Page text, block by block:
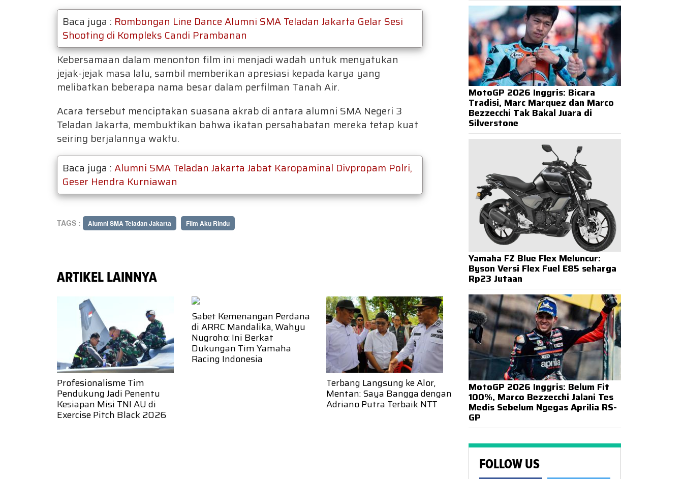
Baca juga : Rombongan Line Dance Alumni SMA Teladan Jakarta Gelar Sesi
Shooting di Kompleks Candi Prambanan
Kebersamaan dalam menonton film ini menjadi wadah untuk menyatukan
jejak-jejak masa lalu, sambil memberikan apresiasi kepada karya yang
melibatkan beberapa nama besar dalam perfilman Tanah Air.
Acara tersebut menciptakan suasana akrab di antara alumni SMA Negeri 3
Teladan Jakarta, membuktikan bahwa ikatan persahabatan mereka tetap kuat
seiring berjalannya waktu.
Baca juga : Alumni SMA Teladan Jakarta Jabat Karopaminal Divpropam Polri,
Geser Hendra Kurniawan
TAGS : Alumni SMA Teladan Jakarta Film Aku Rindu
ARTIKEL LAINNYA
Profesionalisme Tim
Pendukung Jadi Penentu
Kesiapan Misi TNI AU di
Exercise Pitch Black 2026
Sabet Kemenangan Perdana
di ARRC Mandalika, Wahyu
Nugroho: Ini Berkat
Dukungan Tim Yamaha
Racing Indonesia
Terbang Langsung ke Alor,
Mentan: Saya Bangga dengan
Adriano Putra Terbaik NTT
MotoGP 2026 Inggris: Bicara
Tradisi, Marc Marquez dan Marco
Bezzecchi Tak Bakal Juara di
Silverstone
Yamaha FZ Blue Flex Meluncur:
Byson Versi Flex Fuel E85 seharga
Rp23 Jutaan
MotoGP 2026 Inggris: Belum Fit
100%, Marco Bezzecchi Jalani Tes
Medis Sebelum Ngegas Aprilia RS-
GP
FOLLOW US